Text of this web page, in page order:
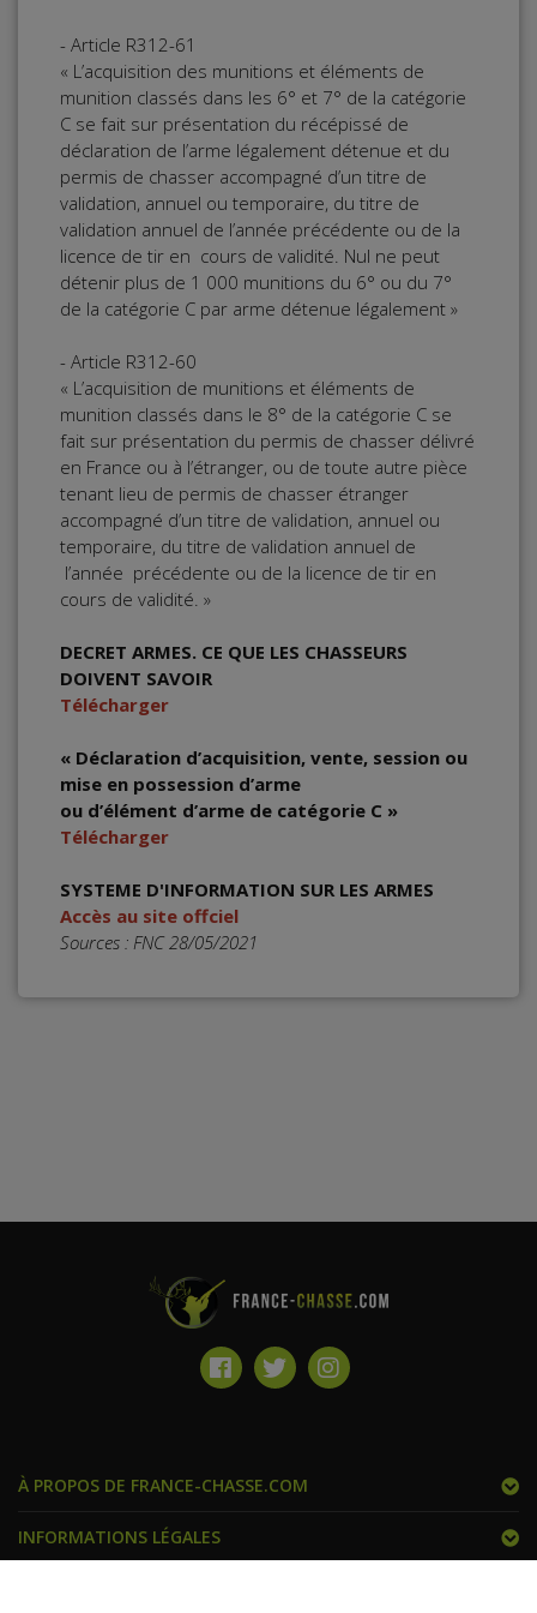
- Article R312-61
« L’acquisition des munitions et éléments de
munition classés dans les 6° et 7° de la catégorie
C se fait sur présentation du récépissé de
déclaration de l’arme légalement détenue et du
permis de chasser accompagné d’un titre de
validation, annuel ou temporaire, du titre de
validation annuel de l’année précédente ou de la
licence de tir en cours de validité. Nul ne peut
détenir plus de 1 000 munitions du 6° ou du 7°
de la catégorie C par arme détenue légalement »
- Article R312-60
« L’acquisition de munitions et éléments de
munition classés dans le 8° de la catégorie C se
fait sur présentation du permis de chasser délivré
en France ou à l’étranger, ou de toute autre pièce
tenant lieu de permis de chasser étranger
accompagné d’un titre de validation, annuel ou
temporaire, du titre de validation annuel de
l’année précédente ou de la licence de tir en
cours de validité. »
DECRET ARMES. CE QUE LES CHASSEURS
DOIVENT SAVOIR
Télécharger
« Déclaration d’acquisition, vente, session ou
mise en possession d’arme
ou d’élément d’arme de catégorie C »
Télécharger
SYSTEME D'INFORMATION SUR LES ARMES
Accès au site offciel
Sources : FNC 28/05/2021
À PROPOS DE FRANCE-CHASSE.COM
INFORMATIONS LÉGALES